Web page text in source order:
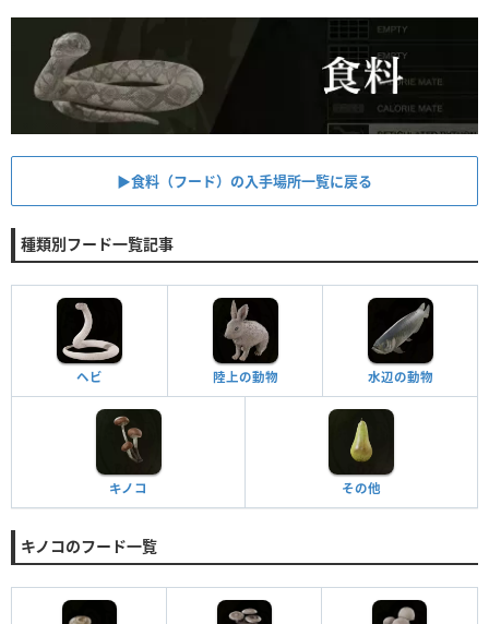
▶︎食料（フード）の入手場所一覧に戻る
種類別フード一覧記事
ヘビ 陸上の動物 水辺の動物
キノコ その他
キノコのフード一覧